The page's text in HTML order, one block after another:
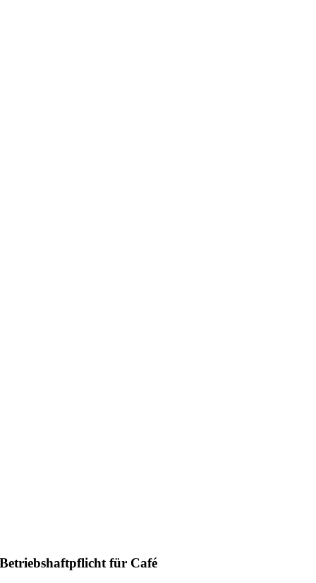
Betriebshaftpflicht für Café